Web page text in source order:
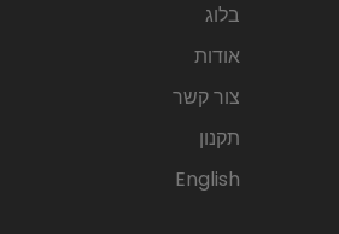
בלוג
אודות
צור קשר
תקנון
English